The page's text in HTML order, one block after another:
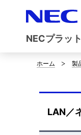
NECプラッ
サ
イ
ト
内
ホーム 製
ロ
ー
LAN／